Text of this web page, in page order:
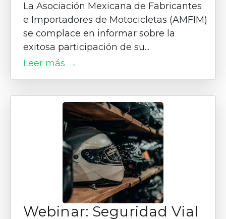
La Asociación Mexicana de Fabricantes
e Importadores de Motocicletas (AMFIM)
se complace en informar sobre la
exitosa participación de su...
Leer más →
Webinar: Seguridad Vial